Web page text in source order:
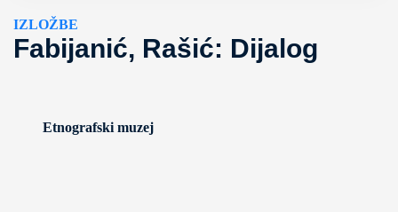
IZLOŽBE
Fabijanić, Rašić: Dijalog
Etnografski muzej